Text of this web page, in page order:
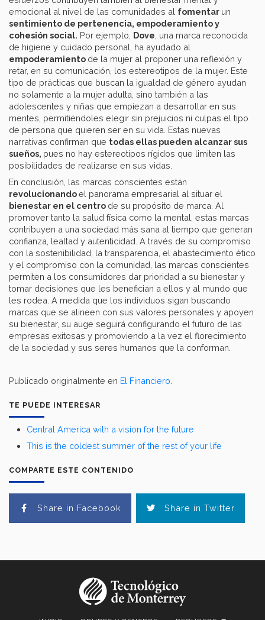
TE PUEDE INTERESAR
Central America with a vision for the future
This is the coldest summer of the rest of your life
COMPARTE ESTE CONTENIDO
Share in Facebook Share in Twitter
emocional al nivel de las comunidades al fomentar un
sentimiento de pertenencia, empoderamiento y
cohesión social. Por ejemplo, Dove , una marca reconocida
de higiene y cuidado personal, ha ayudado al
empoderamiento de la mujer al proponer una reflexión y
retar, en su comunicación, los estereotipos de la mujer. Este
tipo de prácticas que buscan la igualdad de género ayudan
no solamente a la mujer adulta, sino también a las
adolescentes y niñas que empiezan a desarrollar en sus
mentes, permitiéndoles elegir sin prejuicios ni culpas el tipo
de persona que quieren ser en su vida. Estas nuevas
narrativas confirman que todas ellas pueden alcanzar sus
sueños, pues no hay estereotipos rígidos que limiten las
posibilidades de realizarse en sus vidas.
En conclusión, las marcas conscientes están
revolucionandoel panorama empresarial al situar el
bienestar en el centro de su propósito de marca. Al
promover tanto la salud física como la mental, estas marcas
contribuyen a una sociedad más sana al tiempo que generan
confianza, lealtad y autenticidad. A través de su compromiso
con la sostenibilidad, la transparencia, el abastecimiento ético
y el compromiso con la comunidad, las marcas conscientes
permiten a los consumidores dar prioridad a su bienestar y
tomar decisiones que les benefician a ellos y al mundo que
les rodea. A medida que los individuos sigan buscando
marcas que se alineen con sus valores personales y apoyen
su bienestar, su auge seguirá configurando el futuro de las
empresas exitosas y promoviendo a la vez el florecimiento
de la sociedad y sus seres humanos que la conforman.
Publicado originalmente en El Financiero